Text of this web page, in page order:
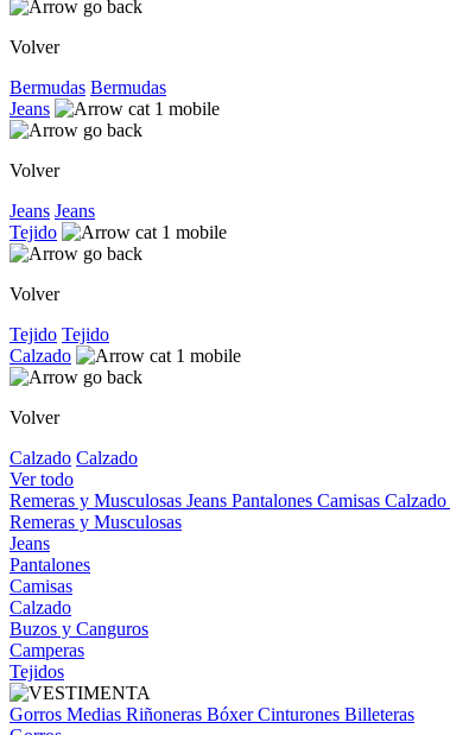
Volver
Bermudas Bermudas
Jeans
Volver
Jeans Jeans
Tejido
Volver
Tejido Tejido
Calzado
Volver
Calzado Calzado
Ver todo
Remeras y Musculosas Jeans Pantalones Camisas Calzado
Remeras y Musculosas
Jeans
Pantalones
Camisas
Calzado
Buzos y Canguros
Camperas
Tejidos
Gorros Medias Riñoneras BóxerCinturones Billeteras